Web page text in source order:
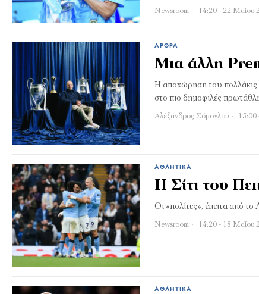
Newsroom 14:20 - 22 Μαΐου
ΆΡΘΡΑ
Μια άλλη
Η αποχώρηση του πολλάκις
στο πιο δημοφιλές
Αλέξανδρος Σόμογλου 15:00
ΑΘΛΗΤΙΚΆ
Η Σίτι του
Οι «πολίτες», έπειτα από
Newsroom 14:20 - 18 Μαΐου
ΑΘΛΗΤΙΚΆ